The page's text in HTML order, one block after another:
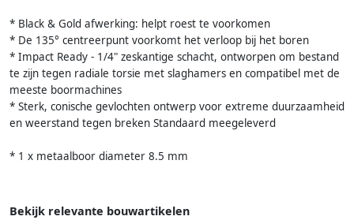
* Black & Gold afwerking: helpt roest te voorkomen
* De 135° centreerpunt voorkomt het verloop bij het boren
* Impact Ready - 1/4" zeskantige schacht, ontworpen om bestand
te zijn tegen radiale torsie met slaghamers en compatibel met de
meeste boormachines
* Sterk, conische gevlochten ontwerp voor extreme duurzaamheid
en weerstand tegen breken Standaard meegeleverd
* 1 x metaalboor diameter 8.5 mm
Bekijk relevante bouwartikelen